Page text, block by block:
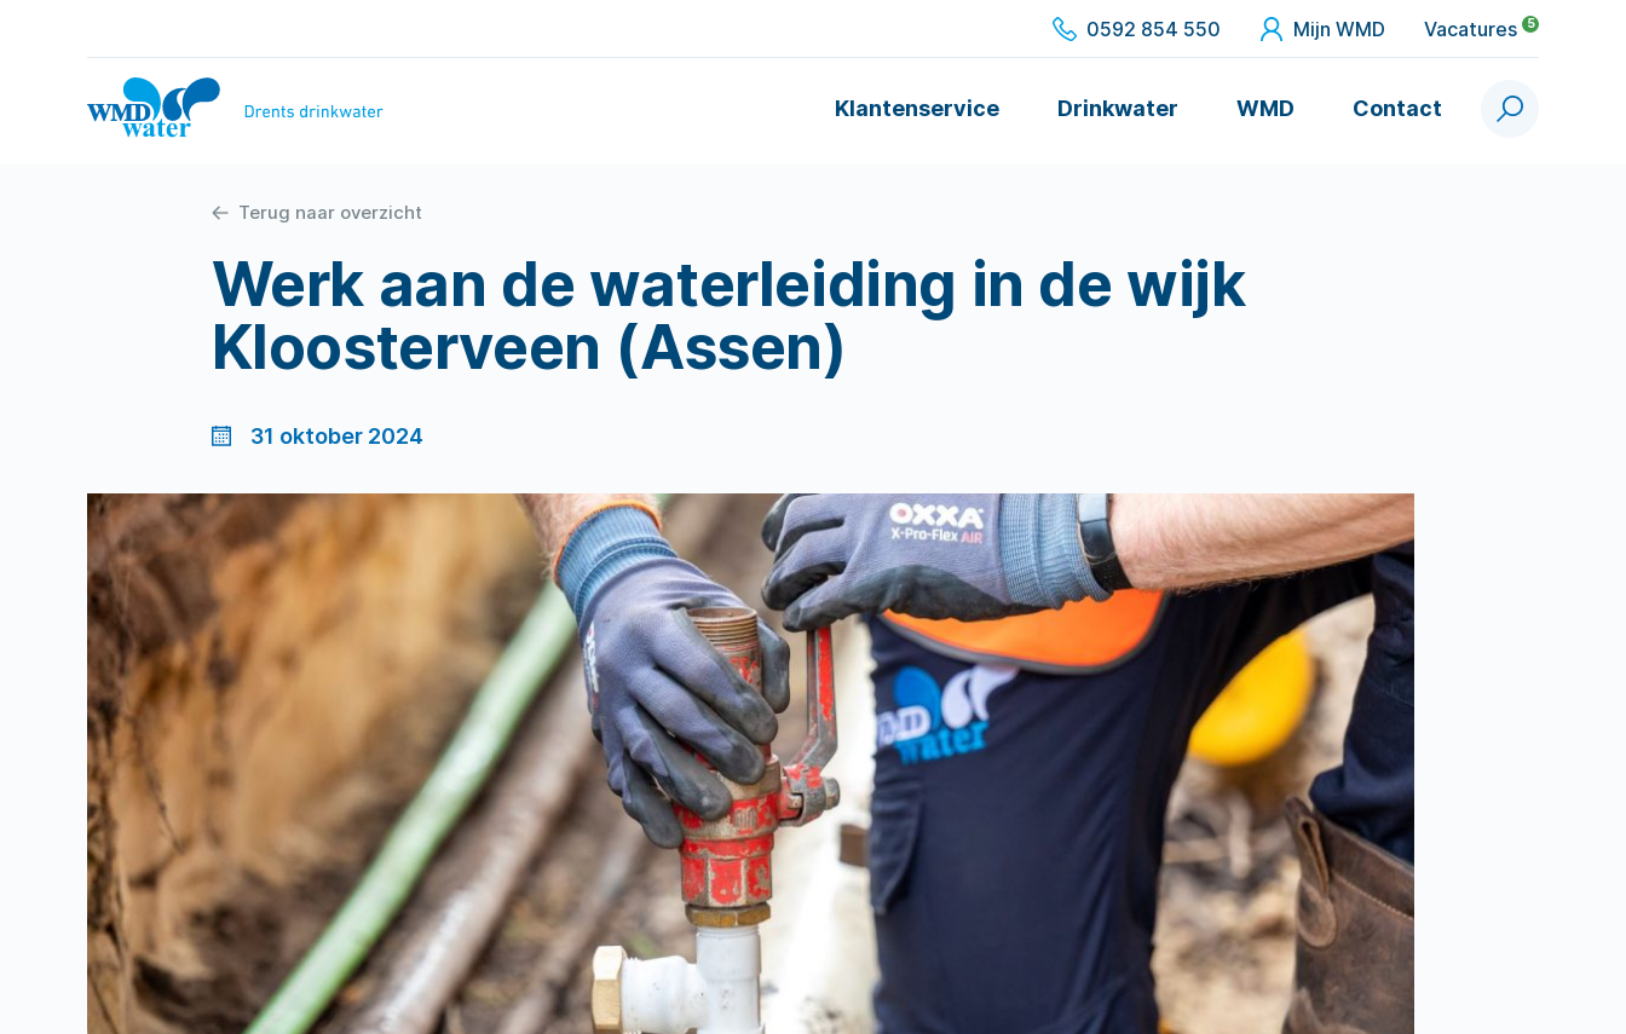
0592 854 550 Mijn WMD Vacatures 5
WMD
Drinkwater
Klantenservice Drinkwater WMD Contact Zoek
Werk aan de waterleiding in de wijk
Kloosterveen (Assen)
Terug naar overzicht
31 oktober 2024